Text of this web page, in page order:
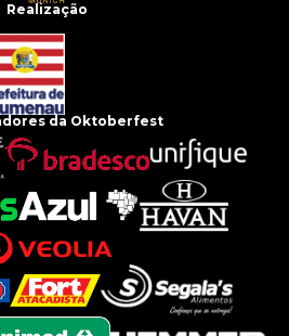
Realização
da Oktoberfest